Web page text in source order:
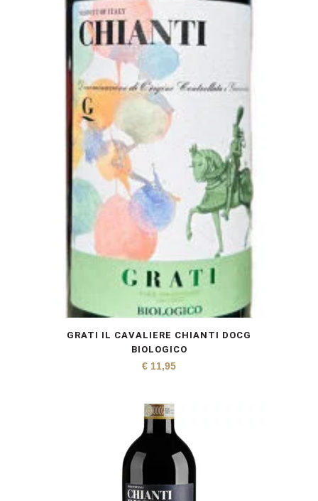
GRATI IL CAVALIERE CHIANTI DOCG
BIOLOGICO
€ 11,95